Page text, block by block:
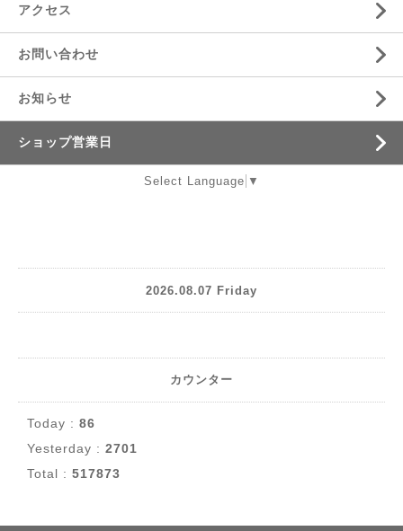
アクセス
お問い合わせ
お知らせ
ショップ営業日
Select Language ▼
2026.08.07 Friday
カウンター
Today : 86
Yesterday : 2701
Total : 517873